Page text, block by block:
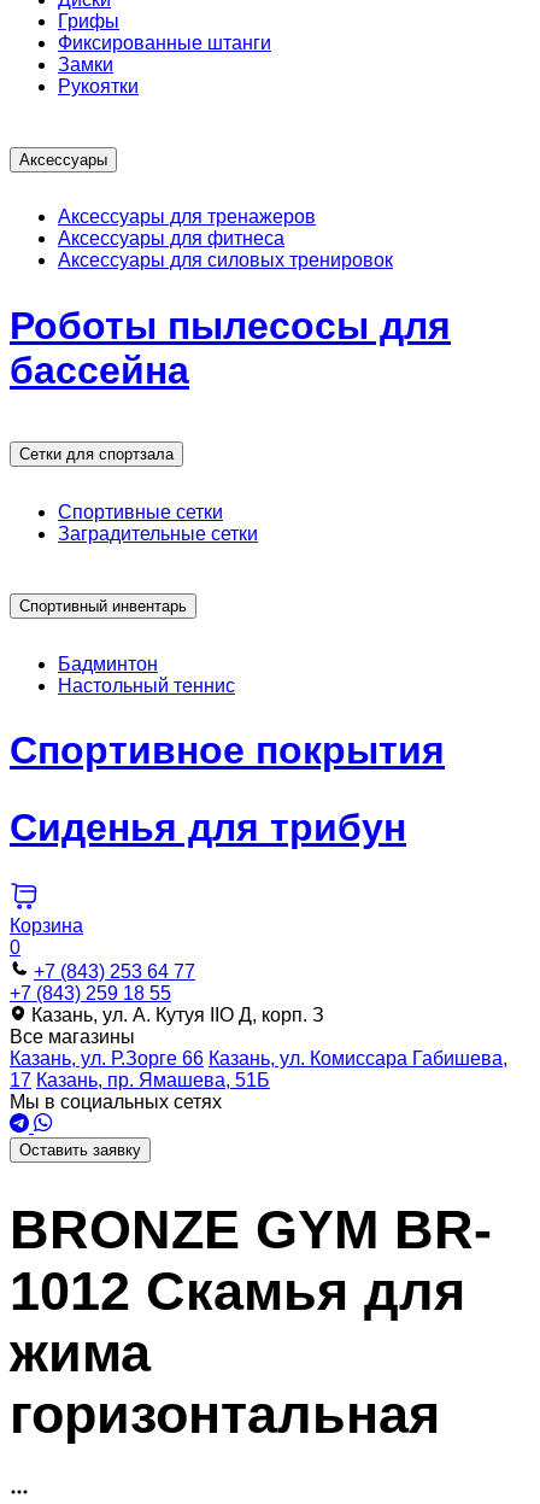
Грифы
Фиксированные штанги
Замки
Рукоятки
Аксессуары
Аксессуары для тренажеров
Аксессуары для фитнеса
Аксессуары для силовых тренировок
Роботы пылесосы для
бассейна
Сетки для спортзала
Спортивные сетки
Заградительные сетки
Спортивный инвентарь
Бадминтон
Настольный теннис
Спортивное покрытия
Сиденья для трибун
Корзина
0
+7 (843) 253 64 77
+7 (843) 259 18 55
Казань, ул. А. Кутуя IIO Д, корп. З
Все магазины
Казань, ул. Р.Зорге 66 Казань, ул. Комиссара Габишева,
17 Казань, пр. Ямашева, 51Б
Мы в социальных сетях
Оставить заявку
BRONZE GYM BR-
1012 Скамья для
жима
горизонтальная